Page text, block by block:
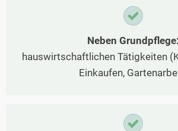
Neben Grundpflege:
hauswirtschaftlichen Tätigkeiten
Einkaufen,